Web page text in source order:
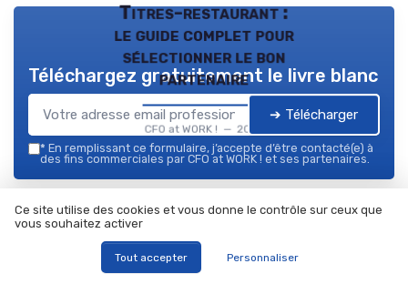
Titres-restaurant :
le guide complet pour
sélectionner le bon
partenaire
CFO at WORK ! — 2026
Téléchargez gratuitement le livre blanc
➔ Télécharger
* En remplissant ce formulaire, j’accepte d’être contacté(e) à
des fins commerciales par CFO at WORK ! et ses partenaires.
ChatGPT Claude
Ce site utilise des cookies et vous donne le contrôle sur ceux que
vous souhaitez activer
Tout accepter Personnaliser